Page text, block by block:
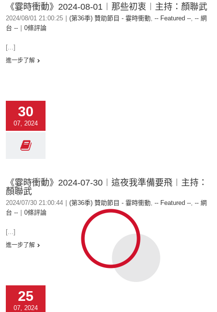
《霎時衝動》2024-08-01︱那些初衷︱主持：顏聯武
2024/08/01 21:00:25 (第36季) 贊助節目 - 霎時衝動, -- Featured --, -- 網
台 --
0條評論
[...]
進一步了解
30
07, 2024
《霎時衝動》2024-07-30︱這夜我準備要飛︱主持：
顏聯武
2024/07/30 21:00:44 (第36季) 贊助節目 - 霎時衝動, -- Featured --, -- 網
台 --
0條評論
[...]
進一步了解
25
07, 2024